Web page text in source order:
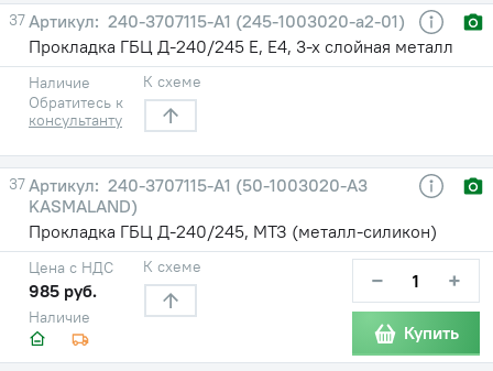
37
240-3707115-А1 (245-1003020-а2-01)
Прокладка ГБЦ Д-240/245 Е, Е4, 3-х слойная металл
Наличие
Обратитесь к
консультанту
К схеме
37
240-3707115-А1 (50-1003020-А3
KASMALAND)
Прокладка ГБЦ Д-240/245, МТЗ (металл-силикон)
Наличие
Цена с НДС
985 руб.
К схеме − +
Купить